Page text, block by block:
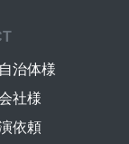
治体様
社様
依頼